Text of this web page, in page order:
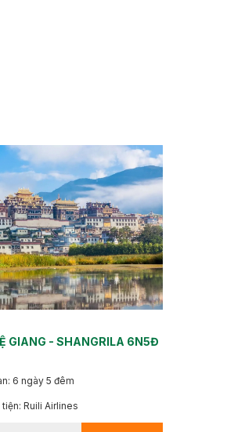
GIANG - SHANGRILA 6N5Đ
6 ngày 5 đêm
Ruili Airlines